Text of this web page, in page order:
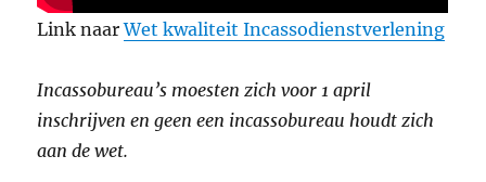
Link naarWet kwaliteit Incassodienstverlening
Incassobureau’s moesten zich voor 1 april
inschrijven en geen een incassobureau houdt zich
aan de wet.